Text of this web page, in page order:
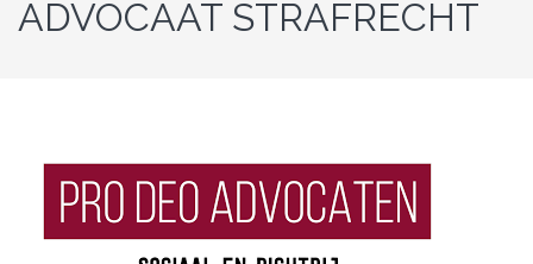
ADVOCAAT STRAFRECHT